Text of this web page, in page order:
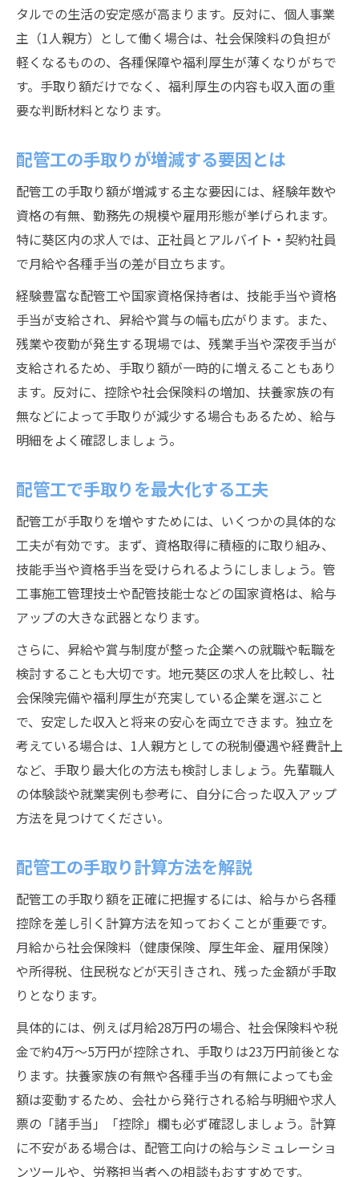
タルでの生活の安定感が高まります。反対に、個人事業
主（1人親方）として働く場合は、社会保険料の負担が
軽くなるものの、各種保障や福利厚生が薄くなりがちで
す。手取り額だけでなく、福利厚生の内容も収入面の重
要な判断材料となります。
配管工の手取りが増減する要因とは
配管工の手取り額が増減する主な要因には、経験年数や
資格の有無、勤務先の規模や雇用形態が挙げられます。
特に葵区内の求人では、正社員とアルバイト・契約社員
で月給や各種手当の差が目立ちます。
経験豊富な配管工や国家資格保持者は、技能手当や資格
手当が支給され、昇給や賞与の幅も広がります。また、
残業や夜勤が発生する現場では、残業手当や深夜手当が
支給されるため、手取り額が一時的に増えることもあり
ます。反対に、控除や社会保険料の増加、扶養家族の有
無などによって手取りが減少する場合もあるため、給与
明細をよく確認しましょう。
配管工で手取りを最大化する工夫
配管工が手取りを増やすためには、いくつかの具体的な
工夫が有効です。まず、資格取得に積極的に取り組み、
技能手当や資格手当を受けられるようにしましょう。管
工事施工管理技士や配管技能士などの国家資格は、給与
アップの大きな武器となります。
さらに、昇給や賞与制度が整った企業への就職や転職を
検討することも大切です。地元葵区の求人を比較し、社
会保険完備や福利厚生が充実している企業を選ぶこと
で、安定した収入と将来の安心を両立できます。独立を
考えている場合は、1人親方としての税制優遇や経費計上
など、手取り最大化の方法も検討しましょう。先輩職人
の体験談や就業実例も参考に、自分に合った収入アップ
方法を見つけてください。
配管工の手取り計算方法を解説
配管工の手取り額を正確に把握するには、給与から各種
控除を差し引く計算方法を知っておくことが重要です。
月給から社会保険料（健康保険、厚生年金、雇用保険）
や所得税、住民税などが天引きされ、残った金額が手取
りとなります。
具体的には、例えば月給28万円の場合、社会保険料や税
金で約4万〜5万円が控除され、手取りは23万円前後とな
ります。扶養家族の有無や各種手当の有無によっても金
額は変動するため、会社から発行される給与明細や求人
票の「諸手当」「控除」欄も必ず確認しましょう。計算
に不安がある場合は、配管工向けの給与シミュレーショ
ンツールや、労務担当者への相談もおすすめです。